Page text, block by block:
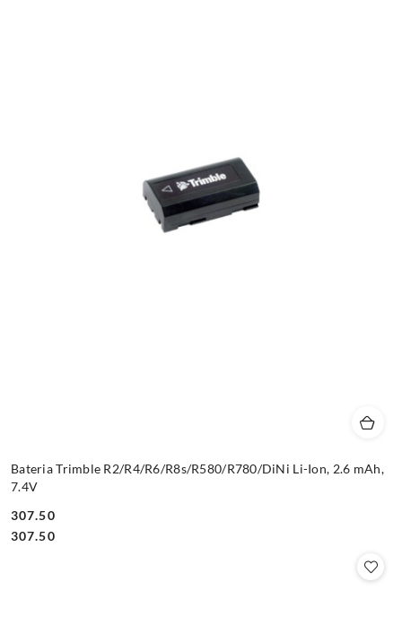
Bateria Trimble R2/R4/R6/R8s/R580/R780/DiNi Li-Ion, 2.6 mAh,
7.4V
Cena:
307.50
Cena:
307.50